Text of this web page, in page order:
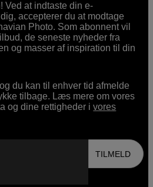
Ved at indtaste din e-
accepterer du at modtage
Photo. Som abonnent vil
de seneste nyheder fra
og masser af inspiration til din
du kan til enhver tid afmelde
tilbage. Læs mere om vores
og dine rettigheder ivores
TILMELD